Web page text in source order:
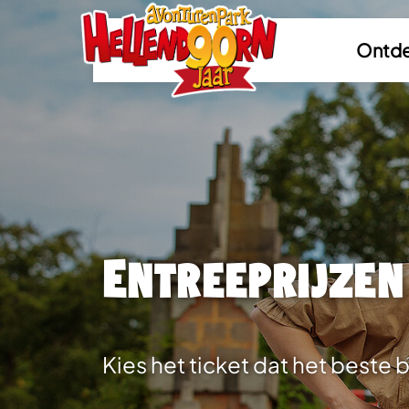
Entreeprijzen
Kies het ticket dat het beste